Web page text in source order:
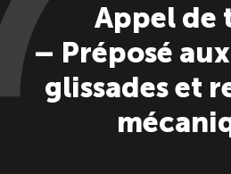
Saisonnalité des emplois
Outils et ressources
Appel de
– Préposé
glissades et